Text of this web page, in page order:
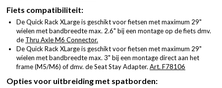
Fiets compatibiliteit:
De Quick Rack XLarge is geschikt voor fietsen met maximum 29"
wielen met bandbreedte max. 2.6" bij een montage op de fiets dmv.
de Thru Axle M6 Connector.
De Quick Rack XLarge is geschikt voor fietsen met maximum 29"
wielen met bandbreedte max. 3" bij een montage direct aan het
frame (M5/M6) of dmv. de Seat Stay Adapter. Art. F78106
Opties voor uitbreiding met spatborden: